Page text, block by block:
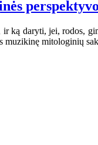
ką daryti, jei, rodos,
mitologinių